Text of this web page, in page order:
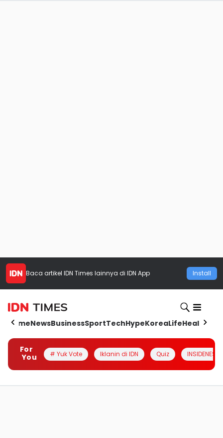
Baca artikel IDN Times lainnya di IDN App Install
HomeNewsBusinessSportTechHypeKoreaLifeHealth
For
You
# Yuk Vote Iklanin di IDN Quiz INSIDENESIA